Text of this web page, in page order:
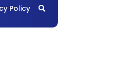
Policy